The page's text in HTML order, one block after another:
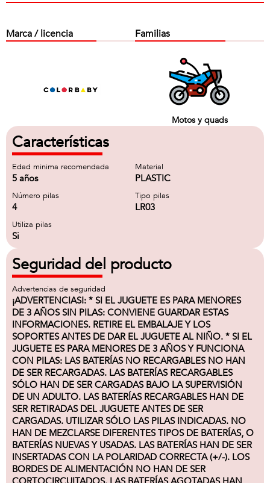
Marca / licencia Familias
Motos y quads
Características
Edad minima recomendada
5 años
Material
PLASTIC
Número pilas
4
Tipo pilas
LR03
Utiliza pilas
Si
Seguridad del producto
Advertencias de seguridad
¡ADVERTENCIAS!: * SI EL JUGUETE ES PARA MENORES
DE 3 AÑOS SIN PILAS: CONVIENE GUARDAR ESTAS
INFORMACIONES. RETIRE EL EMBALAJE Y LOS
SOPORTES ANTES DE DAR EL JUGUETE AL NIÑO. * SI EL
JUGUETE ES PARA MENORES DE 3 AÑOS Y FUNCIONA
CON PILAS: LAS BATERÍAS NO RECARGABLES NO HAN
DE SER RECARGADAS. LAS BATERÍAS RECARGABLES
SÓLO HAN DE SER CARGADAS BAJO LA SUPERVISIÓN
DE UN ADULTO. LAS BATERÍAS RECARGABLES HAN DE
SER RETIRADAS DEL JUGUETE ANTES DE SER
CARGADAS. UTILIZAR SÓLO LAS PILAS INDICADAS. NO
HAN DE MEZCLARSE DIFERENTES TIPOS DE BATERÍAS, O
BATERÍAS NUEVAS Y USADAS. LAS BATERÍAS HAN DE SER
INSERTADAS CON LA POLARIDAD CORRECTA (+/-). LOS
BORDES DE ALIMENTACIÓN NO HAN DE SER